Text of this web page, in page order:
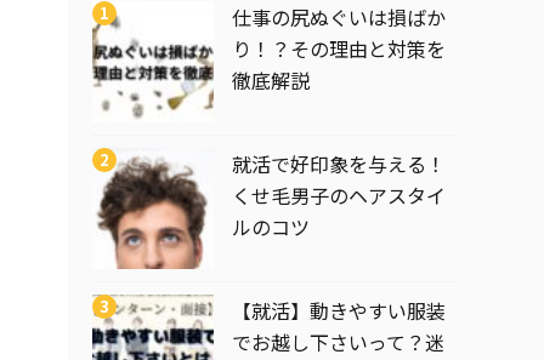
仕事の尻ぬぐいは損ばか
り！？その理由と対策を
徹底解説
就活で好印象を与える！
くせ毛男子のヘアスタイ
ルのコツ
【就活】動きやすい服装
でお越し下さいって？迷